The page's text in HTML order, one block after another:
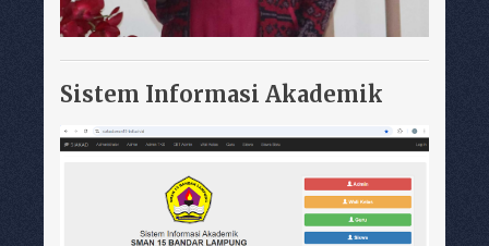
Sistem Informasi Akademik